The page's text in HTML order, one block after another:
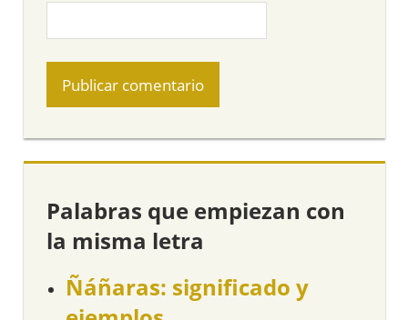
Palabras que empiezan con
la misma letra
Ñáñaras: significado y